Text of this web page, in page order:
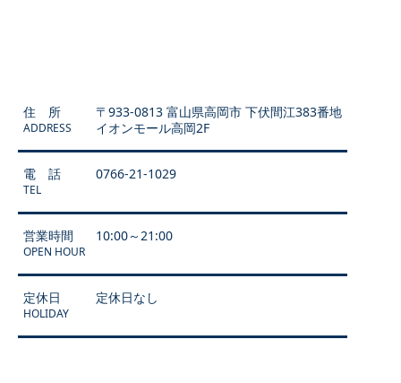
住 所
ADDRESS
〒933-0813 富山県高岡市 下伏間江383番地
イオンモール高岡2F
電 話
TEL
0766-21-1029
営業時間
OPEN HOUR
10:00～21:00
定休日
HOLIDAY
定休日なし